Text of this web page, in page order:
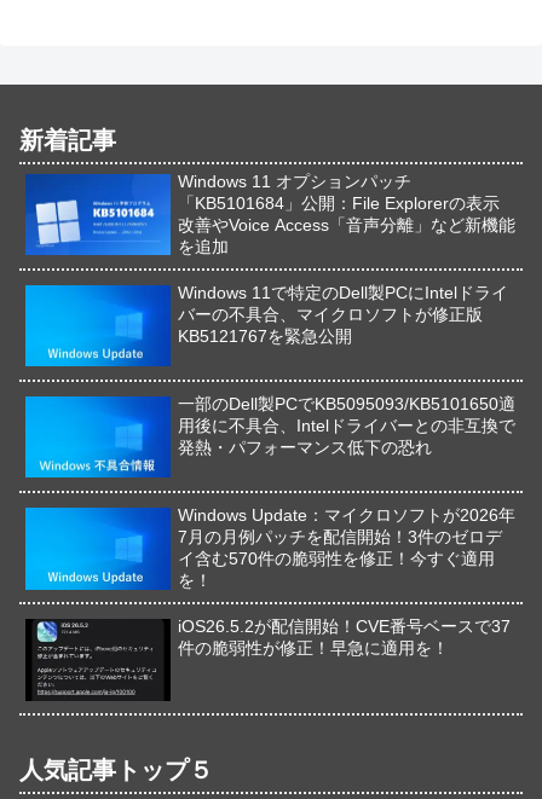
新着記事
Windows 11 オプションパッチ
「KB5101684」公開：File Explorerの表示
改善やVoice Access「音声分離」など新機能
を追加
Windows 11で特定のDell製PCにIntelドライ
バーの不具合、マイクロソフトが修正版
KB5121767を緊急公開
一部のDell製PCでKB5095093/KB5101650適
用後に不具合、Intelドライバーとの非互換で
発熱・パフォーマンス低下の恐れ
Windows Update：マイクロソフトが2026年
7月の月例パッチを配信開始！3件のゼロデ
イ含む570件の脆弱性を修正！今すぐ適用
を！
iOS26.5.2が配信開始！CVE番号ベースで37
件の脆弱性が修正！早急に適用を！
人気記事トップ５